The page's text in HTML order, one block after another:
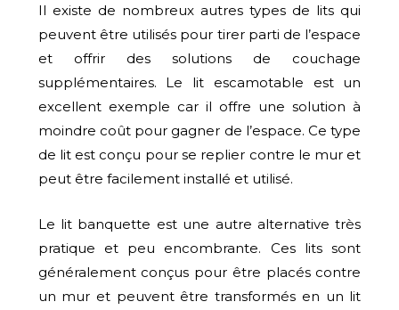
Il existe de nombreux autres types de lits qui
peuvent être utilisés pour tirer parti de l’espace
et offrir des solutions de couchage
supplémentaires. Le lit escamotable est un
excellent exemple car il offre une solution à
moindre coût pour gagner de l’espace. Ce type
de lit est conçu pour se replier contre le mur et
peut être facilement installé et utilisé.
Le lit banquette est une autre alternative très
pratique et peu encombrante. Ces lits sont
généralement conçus pour être placés contre
un mur et peuvent être transformés en un lit